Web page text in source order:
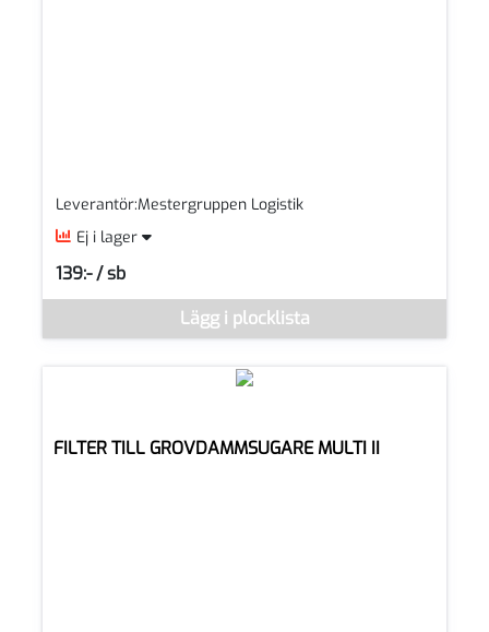
Leverantör:Mestergruppen Logistik
Ej i lager
Denna vara går inte att beställa via webben just nu, vänligen
Lägg i plocklista
139:- / sb
SEK per SB
FILTER TILL GROVDAMMSUGARE MULTI II